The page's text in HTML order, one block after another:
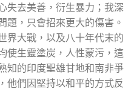
失去美善，衍生暴力；我深
題，只會招來更大的傷害。
界大戰，以及八十年代末的
使生靈塗炭，人性蒙污，這
知的印度聖雄甘地和南非爭
他們因堅持以和平的方式反